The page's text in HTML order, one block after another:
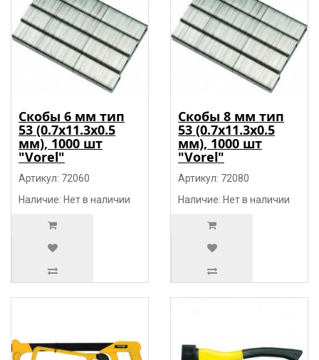
Скобы 6 мм тип
53 (0.7х11.3х0.5
мм), 1000 шт
"Vorel"
Артикул: 72060
Наличие: Нет в наличии
Скобы 8 мм тип
53 (0.7х11.3х0.5
мм), 1000 шт
"Vorel"
Артикул: 72080
Наличие: Нет в наличии